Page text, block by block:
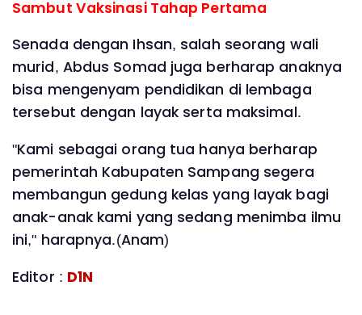
Sambut Vaksinasi Tahap Pertama
Senada dengan Ihsan, salah seorang wali
murid, Abdus Somad juga berharap anaknya
bisa mengenyam pendidikan di lembaga
tersebut dengan layak serta maksimal.
"Kami sebagai orang tua hanya berharap
pemerintah Kabupaten Sampang segera
membangun gedung kelas yang layak bagi
anak-anak kami yang sedang menimba ilmu
ini," harapnya.(Anam)
Editor : D1N